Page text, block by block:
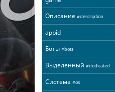
Описание #description
appid
Боты #bots
Выделенный #dedicated
Система #os